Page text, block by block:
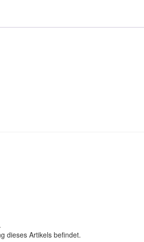
dieses Artikels befindet.